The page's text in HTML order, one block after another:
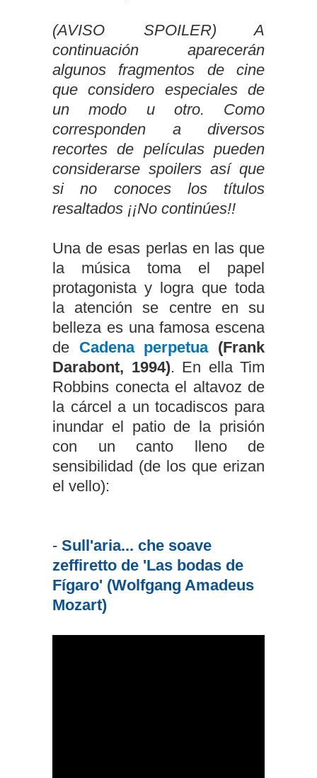
(AVISO SPOILER) A
continuación aparecerán
algunos fragmentos de cine
que considero especiales de
un modo u otro. Como
corresponden a diversos
recortes de películas pueden
considerarse spoilers así que
si no conoces los títulos
resaltados ¡¡No continúes!!
Una de esas perlas en las que
la música toma el papel
protagonista y logra que toda
la atención se centre en su
belleza es una famosa escena
de Cadena perpetua (Frank
Darabont, 1994). En ella Tim
Robbins conecta el altavoz de
la cárcel a un tocadiscos para
inundar el patio de la prisión
con un canto lleno de
sensibilidad (de los que erizan
el vello):
- Sull'aria... che soave
zeffiretto de 'Las bodas de
Fígaro' (Wolfgang Amadeus
Mozart)